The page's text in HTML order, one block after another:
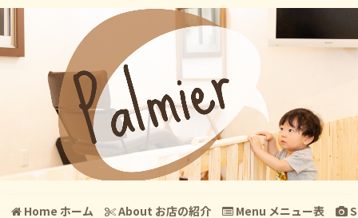
Home ホーム About お店の紹介 Menu メニュー表